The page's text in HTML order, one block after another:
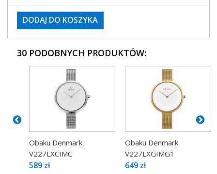
DODAJ DO KOSZYKA
30 PODOBNYCH PRODUKTÓW:
Obaku Denmark
V227LXCIMC
589 zł
Obaku Denmark
V227LXGIMG1
649 zł